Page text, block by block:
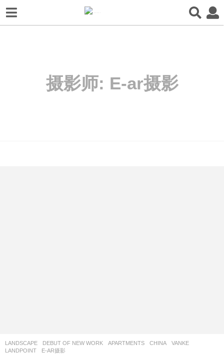
摄影师: E-ar摄影
LANDSCAPE DEBUT OF NEW WORK APARTMENTS CHINA
VANKE
LANDPOINT
E-AR摄影